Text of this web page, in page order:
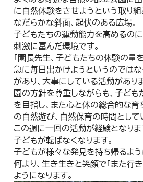
に自然体験をさせようという取り組
なだらかな斜面、起伏のある広場。
子どもたちの運動能力を高めるの
刺激に富んだ環境です。
「園長先生、子どもたちの体験の量を
急に毎日出かけようというのでは
があり、大事にしている活動があり
園の方針を尊重しながらも、子ど
を目指し、また心と体の総合的な育
の自然遊び、自然保育の時間として
この週に一回の活動が経験となりま
子どもが転ばなくなります。
子どもが様々な発見を持ち帰るよう
何より、生き生きと笑顔で「また行
ようになります。